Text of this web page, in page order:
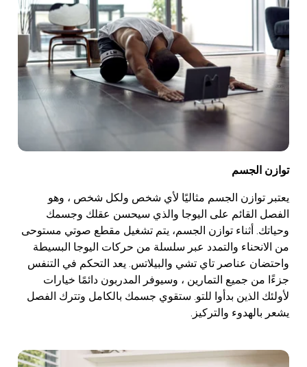
توازن الجسم
يعتبر توازن الجسم مثاليًا لأي شخص ولكل شخص ، وهو
الفصل القائم على اليوجا والذي سيحسن عقلك وجسمك
وحياتك. أثناء توازن الجسم، يتم تشغيل مقطع صوتي مستوحى
من الانحناء والتمدد عبر سلسلة من حركات اليوجا البسيطة
واحتضان عناصر تاي تشي والبيلاتس. يعد التحكم في التنفس
جزءًا من جميع التمارين ، وسيوفر المدربون دائمًا خيارات
لأولئك الذين بدأوا للتو. ستقوي جسمك بالكامل وتترك الفصل
يشعر بالهدوء والتركيز.